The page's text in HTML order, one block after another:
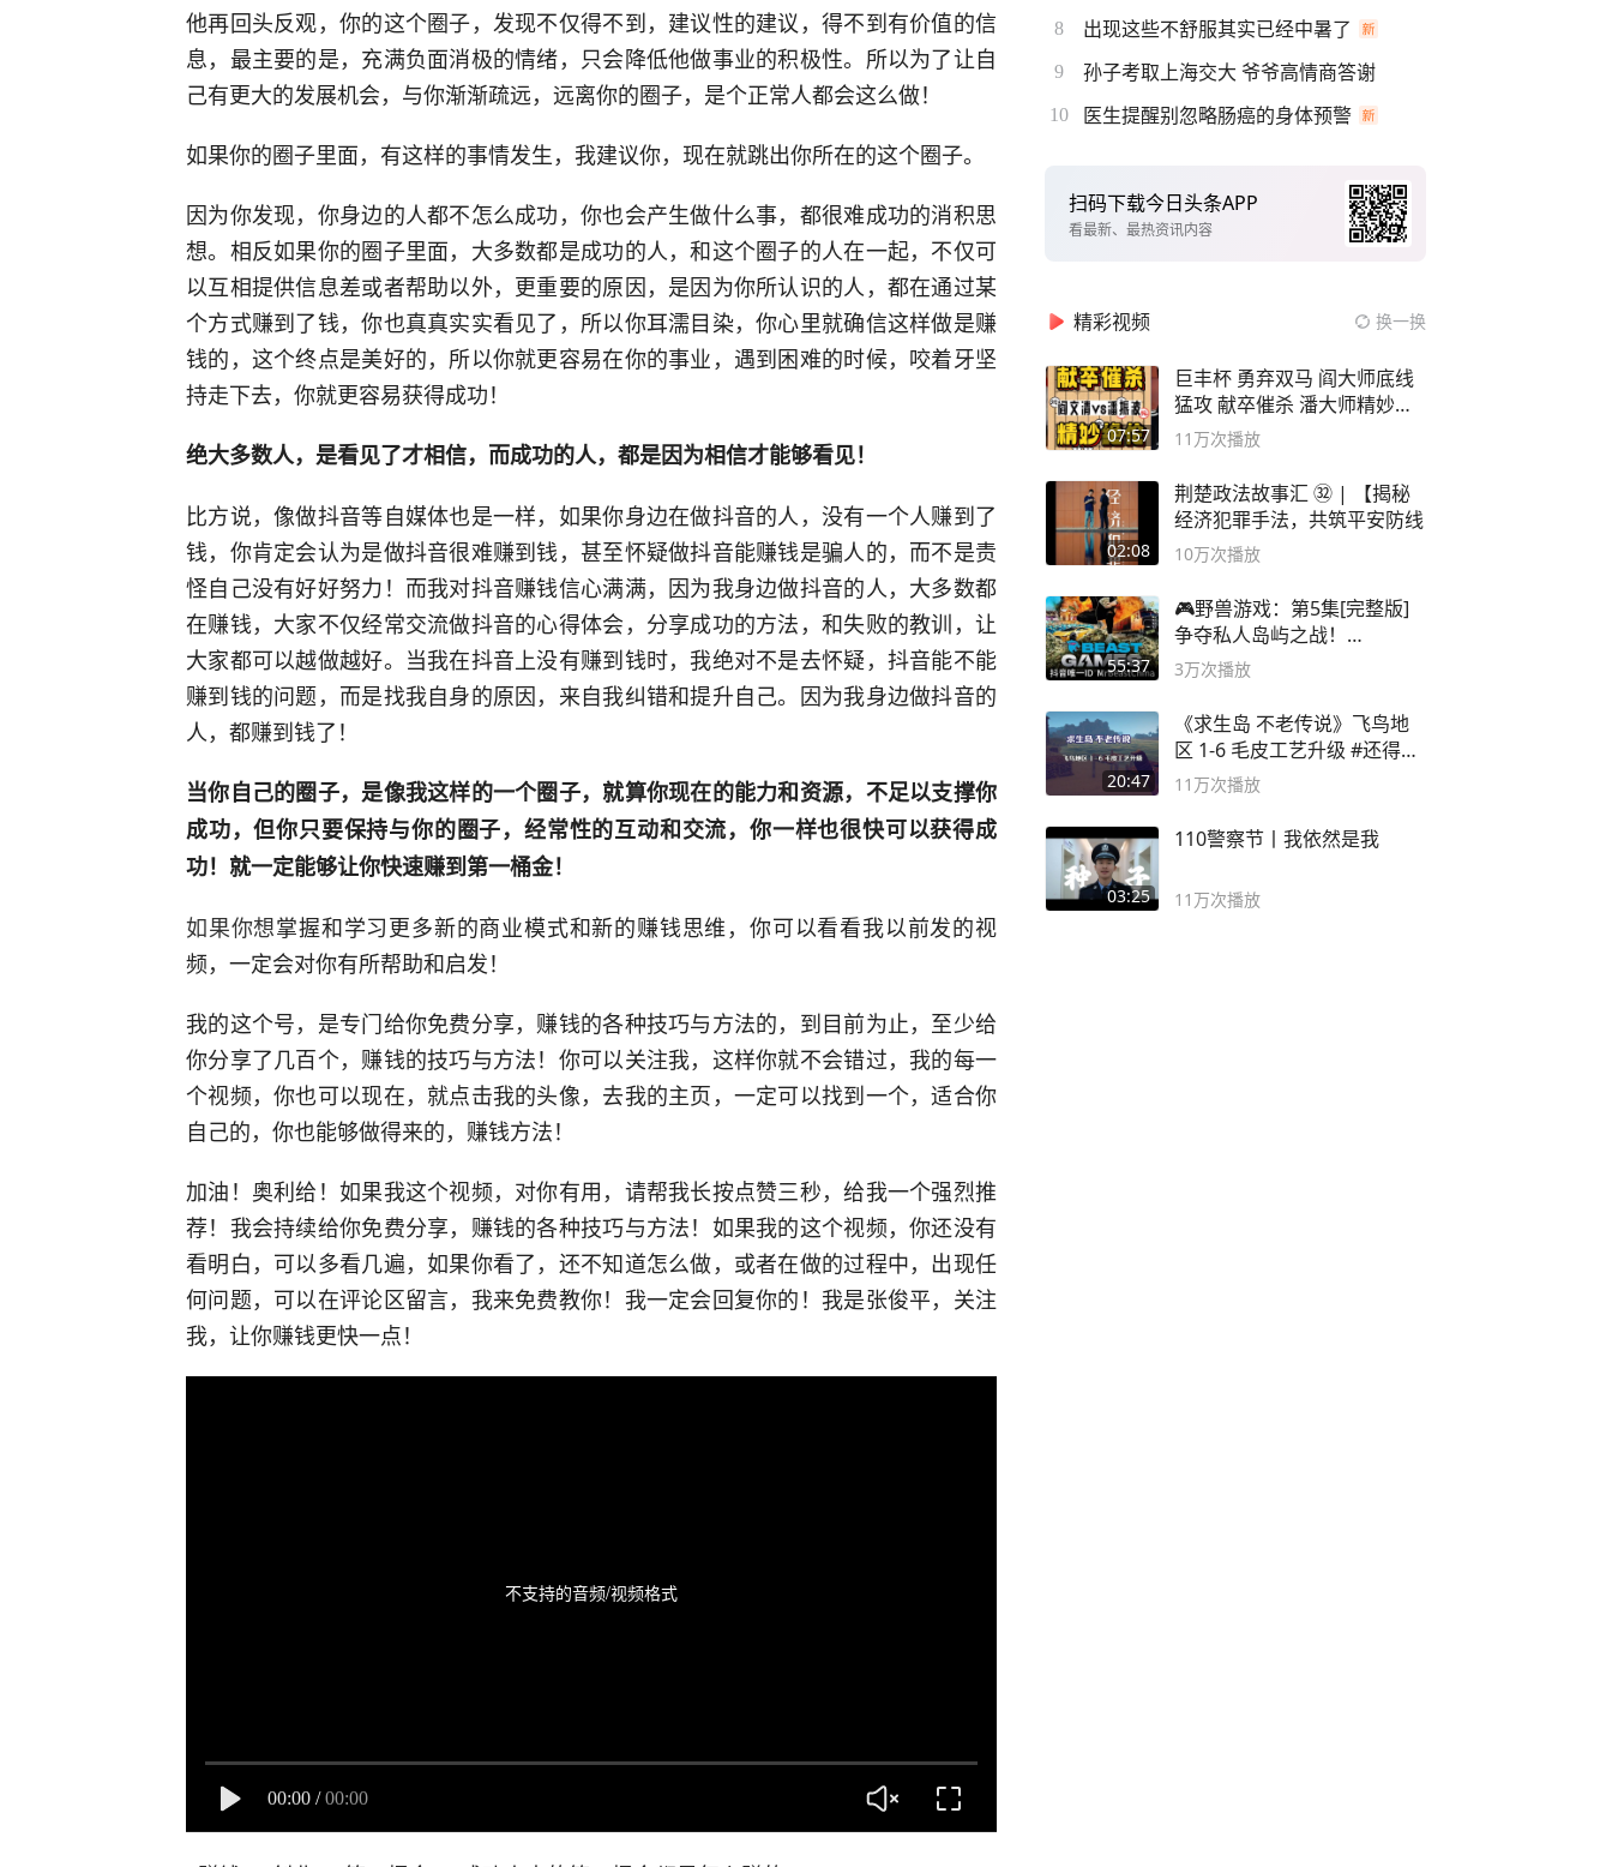
他再回头反观，你的这个圈子，发现不仅得不到，建议性的建议，得不到有价值的信
息，最主要的是，充满负面消极的情绪，只会降低他做事业的积极性。所以为了让自
己有更大的发展机会，与你渐渐疏远，远离你的圈子，是个正常人都会这么做！
如果你的圈子里面，有这样的事情发生，我建议你，现在就跳出你所在的这个圈子。
因为你发现，你身边的人都不怎么成功，你也会产生做什么事，都很难成功的消积思
想。相反如果你的圈子里面，大多数都是成功的人，和这个圈子的人在一起，不仅可
以互相提供信息差或者帮助以外，更重要的原因，是因为你所认识的人，都在通过某
个方式赚到了钱，你也真真实实看见了，所以你耳濡目染，你心里就确信这样做是赚
钱的，这个终点是美好的，所以你就更容易在你的事业，遇到困难的时候，咬着牙坚
持走下去，你就更容易获得成功！
绝大多数人，是看见了才相信，而成功的人，都是因为相信才能够看见！
比方说，像做抖音等自媒体也是一样，如果你身边在做抖音的人，没有一个人赚到了
钱，你肯定会认为是做抖音很难赚到钱，甚至怀疑做抖音能赚钱是骗人的，而不是责
怪自己没有好好努力！而我对抖音赚钱信心满满，因为我身边做抖音的人，大多数都
在赚钱，大家不仅经常交流做抖音的心得体会，分享成功的方法，和失败的教训，让
大家都可以越做越好。当我在抖音上没有赚到钱时，我绝对不是去怀疑，抖音能不能
赚到钱的问题，而是找我自身的原因，来自我纠错和提升自己。因为我身边做抖音的
人，都赚到钱了！
当你自己的圈子，是像我这样的一个圈子，就算你现在的能力和资源，不足以支撑你
成功，但你只要保持与你的圈子，经常性的互动和交流，你一样也很快可以获得成
功！就一定能够让你快速赚到第一桶金！
如果你想掌握和学习更多新的商业模式和新的赚钱思维，你可以看看我以前发的视
频，一定会对你有所帮助和启发！
我的这个号，是专门给你免费分享，赚钱的各种技巧与方法的，到目前为止，至少给
你分享了几百个，赚钱的技巧与方法！你可以关注我，这样你就不会错过，我的每一
个视频，你也可以现在，就点击我的头像，去我的主页，一定可以找到一个，适合你
自己的，你也能够做得来的，赚钱方法！
加油！奥利给！如果我这个视频，对你有用，请帮我长按点赞三秒，给我一个强烈推
荐！我会持续给你免费分享，赚钱的各种技巧与方法！如果我的这个视频，你还没有
看明白，可以多看几遍，如果你看了，还不知道怎么做，或者在做的过程中，出现任
何问题，可以在评论区留言，我来免费教你！我一定会回复你的！我是张俊平，关注
我，让你赚钱更快一点！
不支持的音频/视频格式
00:00 / 00:00
8 出现这些不舒服其实已经中暑了
9 孙子考取上海交大 爷爷高情商答谢
10 医生提醒别忽略肠癌的身体预警
扫码下载今日头条APP
看最新、最热资讯内容
精彩视频 换一换
07:57
巨丰杯 勇弃双马 阎大师底线
猛攻 献卒催杀 潘大师精妙入
局
11万次播放
02:08
荆楚政法故事汇 ㉜ | 【揭秘
经济犯罪手法，共筑平安防线
10万次播放
55:37
🎮野兽游戏：第5集[完整版]
争夺私人岛屿之战！
#MrBeastChina
3万次播放
20:47
《求生岛 不老传说》飞鸟地
区 1-6 毛皮工艺升级 #还得是
主机大作
11万次播放
03:25
110警察节丨我依然是我
11万次播放